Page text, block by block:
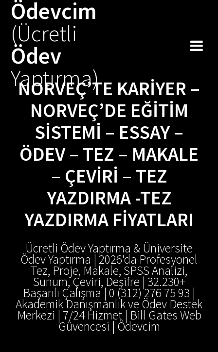
Ödevcim
(Ücretli
Ödev
Yaptırma)
NORVEÇ’TE KARIYER –
NORVEÇ’DE EĞITIM
SISTEMI – ESSAY –
ÖDEV – TEZ – MAKALE
– ÇEVIRI – TEZ
YAZDIRMA -TEZ
YAZDIRMA FIYATLARI
Ücretli Ödev Yaptırma & Üniversite
Ödev Yaptırma | 2026'da Profesyonel
Tez, Proje, Makale, SPSS Analizi,
Sunum, Çeviri, Deşifre | 32.230+
Başarılı Çalışma | 0 (312) 276 75 93 |
Akademik Danışmanlık ve Ödev Destek
Merkezi | 7/24 Hizmet | Bill Gates Web
Güvencesi | Ödevcim